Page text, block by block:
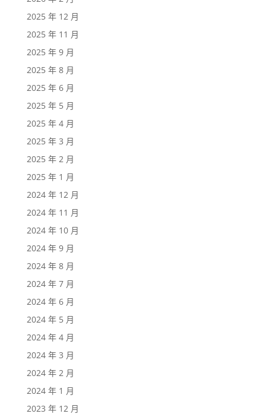
2025 年 12 月
2025 年 11 月
2025 年 9 月
2025 年 8 月
2025 年 6 月
2025 年 5 月
2025 年 4 月
2025 年 3 月
2025 年 2 月
2025 年 1 月
2024 年 12 月
2024 年 11 月
2024 年 10 月
2024 年 9 月
2024 年 8 月
2024 年 7 月
2024 年 6 月
2024 年 5 月
2024 年 4 月
2024 年 3 月
2024 年 2 月
2024 年 1 月
2023 年 12 月